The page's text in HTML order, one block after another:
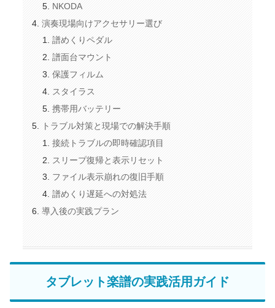
NKODA
演奏現場向けアクセサリー選び
譜めくりペダル
譜面台マウント
保護フィルム
スタイラス
携帯用バッテリー
トラブル対策と現場での解決手順
接続トラブルの即時確認項目
スリープ復帰と表示リセット
ファイル表示崩れの復旧手順
譜めくり遅延への対処法
導入後の実践プラン
タブレット楽譜の実践活用ガイド